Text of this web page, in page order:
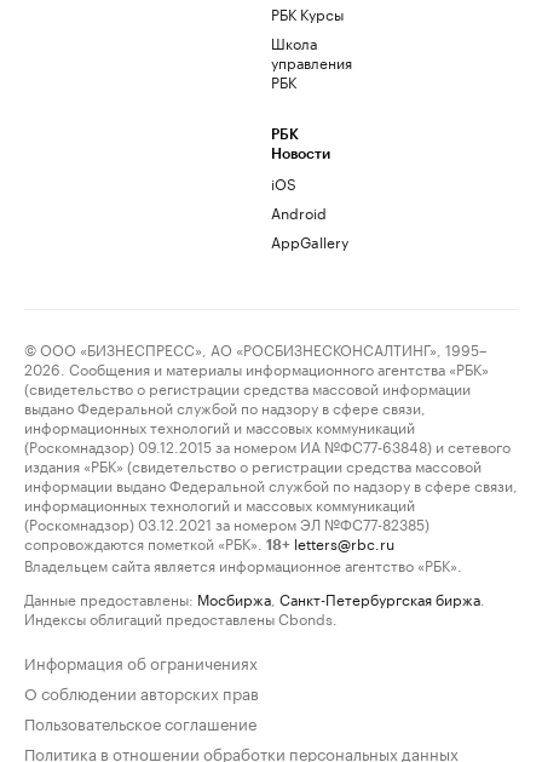
РБК Курсы
Школа
управления
РБК
РБК
Новости
iOS
Android
AppGallery
© ООО «БИЗНЕСПРЕСС», АО «РОСБИЗНЕСКОНСАЛТИНГ», 1995–
2026. Сообщения и материалы информационного агентства «РБК»
(свидетельство о регистрации средства массовой информации
выдано Федеральной службой по надзору в сфере связи,
информационных технологий и массовых коммуникаций
(Роскомнадзор) 09.12.2015 за номером ИА №ФС77-63848) и сетевого
издания «РБК» (свидетельство о регистрации средства массовой
информации выдано Федеральной службой по надзору в сфере связи,
информационных технологий и массовых коммуникаций
(Роскомнадзор) 03.12.2021 за номером ЭЛ №ФС77-82385)
сопровождаются пометкой «РБК».
18+ letters@rbc.ru
Владельцем сайта является информационное агентство «РБК».
Данные предоставлены: Мосбиржа Санкт-Петербургская биржа
Индексы облигаций предоставлены Cbonds.
Информация об ограничениях
О соблюдении авторских прав
Пользовательское соглашение
Политика в отношении обработки персональных данных